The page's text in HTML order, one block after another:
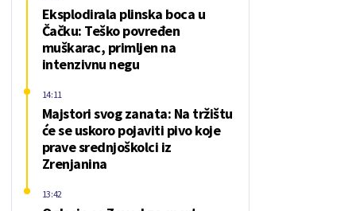
Eksplodirala plinska boca u
Čačku: Teško povređen
muškarac, primljen na
intenzivnu negu
Majstori svog zanata: Na tržištu
će se uskoro pojaviti pivo koje
prave srednjoškolci iz
Zrenjanina
14:11
13:42